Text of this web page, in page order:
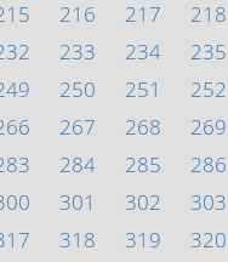
216 217 218
233 234 235
250 251 252
267 268 269
284 285 286
301 302 303
318 319 320